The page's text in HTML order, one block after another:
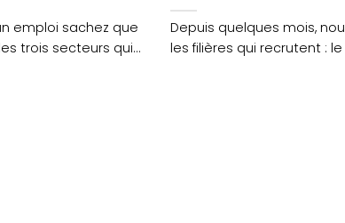
emploi sachez que
trois secteurs qui
Depuis quelques mois,
les filières qui recrutent :